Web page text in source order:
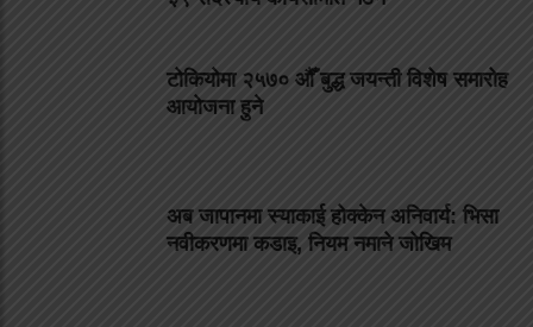
टोकियोमा २५७० औँ बुद्ध जयन्ती विशेष समारोह
आयोजना हुने
अब जापानमा स्याकाई होक्केन अनिवार्य: भिसा
नवीकरणमा कडाइ, नियम नमाने जोखिम